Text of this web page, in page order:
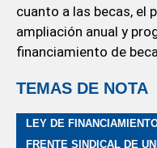
cuanto a las becas, el
ampliación anual y
financiamiento de
TEMAS DE NOTA